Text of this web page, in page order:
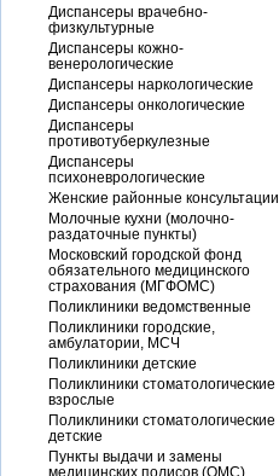
Диспансеры врачебно-
физкультурные
Диспансеры кожно-
венерологические
Диспансеры наркологические
Диспансеры онкологические
Диспансеры
противотуберкулезные
Диспансеры
психоневрологические
Женские районные консультации
Молочные кухни (молочно-
раздаточные пункты)
Московский городской фонд
обязательного медицинского
страхования (МГФОМС)
Поликлиники ведомственные
Поликлиники городские,
амбулатории, МСЧ
Поликлиники детские
Поликлиники стоматологические
взрослые
Поликлиники стоматологические
детские
Пункты выдачи и замены
медицинских полисов (ОМС)